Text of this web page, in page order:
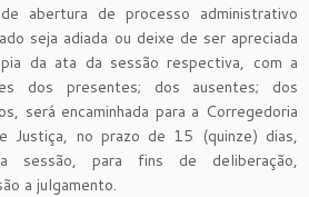
abertura de processo administrativo
seja adiada ou deixe de ser apreciada
da ata da sessão respectiva, com a
dos presentes; dos ausentes; dos
será encaminhada para a Corregedoria
Justiça, no prazo de 15 (quinze) dias,
sessão, para fins de deliberação,
a julgamento.